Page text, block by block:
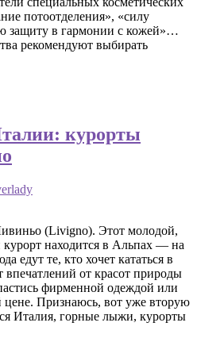
потоотделения», «силу
защиту в гармонии с кожей»…
рекомендуют выбирать
курорты
(Livigno). Этот молодой,
находится в Альпах — на
едут те, кто хочет кататься в
от красот природы
фирменной одеждой или
Признаюсь, вот уже вторую
Италия, горные лыжи, курорты